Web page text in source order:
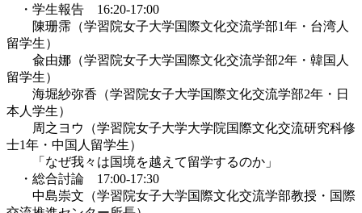
・学生報告 16:20-17:00
陳珊霈（学習院女子大学国際文化交流学部1年・台湾人
留学生）
兪由娜（学習院女子大学国際文化交流学部2年・韓国人
留学生）
海堀紗弥香（学習院女子大学国際文化交流学部2年・日
本人学生）
周之ヨウ（学習院女子大学大学院国際文化交流研究科修
士1年・中国人留学生）
「なぜ我々は国境を越えて留学するのか」
・総合討論 17:00-17:30
中島崇文（学習院女子大学国際文化交流学部教授・国際